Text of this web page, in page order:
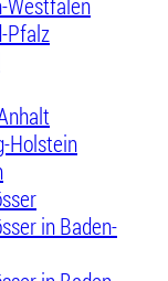
Westfalen
Pfalz
Holstein
in Baden-